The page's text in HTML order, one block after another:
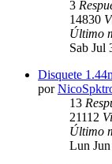
3
14830
Último
Sab Jul
Disquete
por
13
21112
Último
Lun